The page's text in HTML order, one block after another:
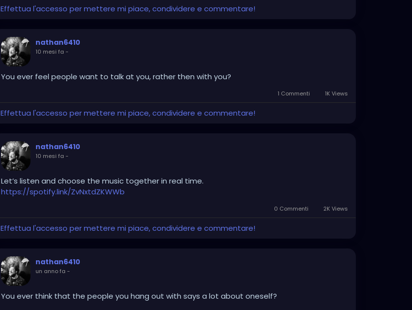
Effettua l'accesso per mettere mi piace, condividere e commentare!
nathan6410
10 mesi fa -
You ever feel people want to talk at you, rather then with you?
1 Commenti 1K Views
Effettua l'accesso per mettere mi piace, condividere e commentare!
nathan6410
10 mesi fa -
Let’s listen and choose the music together in real time.
https://spotify.link/ZvNxtdZKWWb
0 Commenti 2K Views
Effettua l'accesso per mettere mi piace, condividere e commentare!
nathan6410
un anno fa -
You ever think that the people you hang out with says a lot about oneself?